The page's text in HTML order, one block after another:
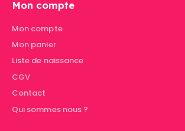
Mon compte
Mon compte
Mon panier
Liste de naissance
CGV
Contact
Qui sommes nous ?